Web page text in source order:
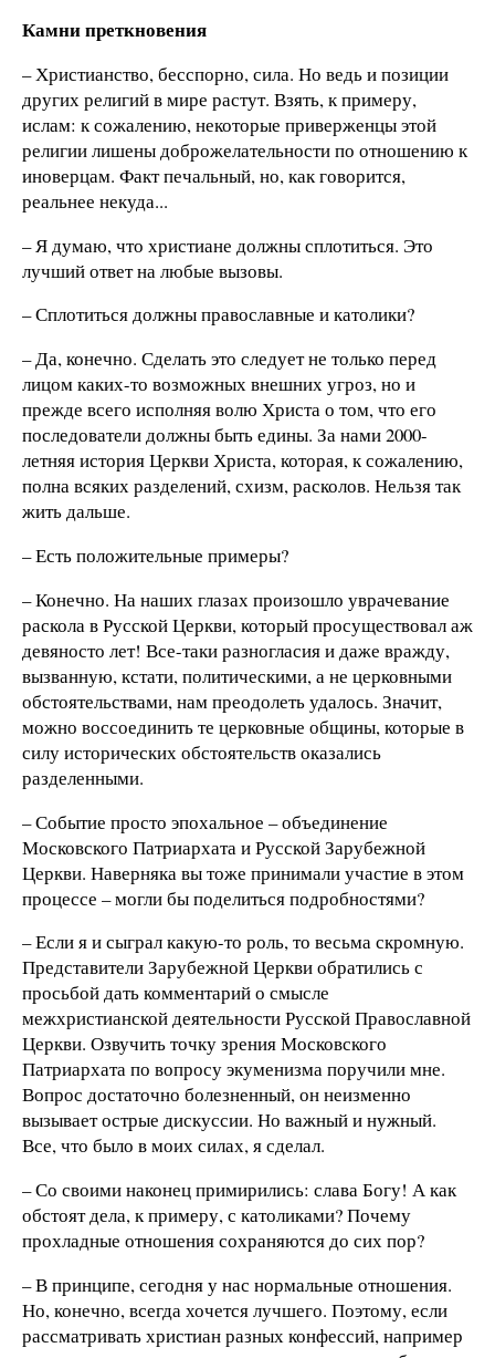
Камни преткновения
– Христианство, бесспорно, сила. Но ведь и позиции
других религий в мире растут. Взять, к примеру,
ислам: к сожалению, некоторые приверженцы этой
религии лишены доброжелательности по отношению к
иноверцам. Факт печальный, но, как говорится,
реальнее некуда...
– Я думаю, что христиане должны сплотиться. Это
лучший ответ на любые вызовы.
– Сплотиться должны православные и католики?
– Да, конечно. Сделать это следует не только перед
лицом каких-то возможных внешних угроз, но и
прежде всего исполняя волю Христа о том, что его
последователи должны быть едины. За нами 2000-
летняя история Церкви Христа, которая, к сожалению,
полна всяких разделений, схизм, расколов. Нельзя так
жить дальше.
– Есть положительные примеры?
– Конечно. На наших глазах произошло уврачевание
раскола в Русской Церкви, который просуществовал аж
девяносто лет! Все-таки разногласия и даже вражду,
вызванную, кстати, политическими, а не церковными
обстоятельствами, нам преодолеть удалось. Значит,
можно воссоединить те церковные общины, которые в
силу исторических обстоятельств оказались
разделенными.
– Событие просто эпохальное – объединение
Московского Патриархата и Русской Зарубежной
Церкви. Наверняка вы тоже принимали участие в этом
процессе – могли бы поделиться подробностями?
– Если я и сыграл какую-то роль, то весьма скромную.
Представители Зарубежной Церкви обратились с
просьбой дать комментарий о смысле
межхристианской деятельности Русской Православной
Церкви. Озвучить точку зрения Московского
Патриархата по вопросу экуменизма поручили мне.
Вопрос достаточно болезненный, он неизменно
вызывает острые дискуссии. Но важный и нужный.
Все, что было в моих силах, я сделал.
– Со своими наконец примирились: слава Богу! А как
обстоят дела, к примеру, с католиками? Почему
прохладные отношения сохраняются до сих пор?
– В принципе, сегодня у нас нормальные отношения.
Но, конечно, всегда хочется лучшего. Поэтому, если
рассматривать христиан разных конфессий, например